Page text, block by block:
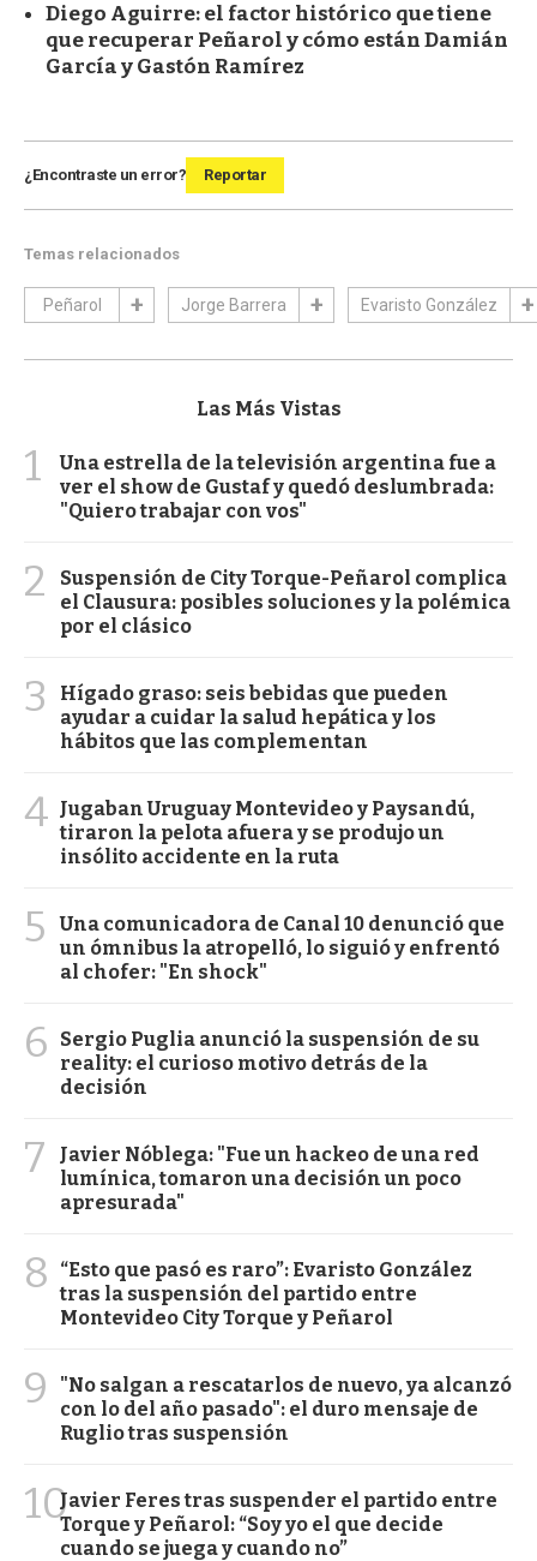
Diego Aguirre: el factor histórico que tiene
que recuperar Peñarol y cómo están Damián
García y Gastón Ramírez
¿Encontraste un error? Reportar
Temas relacionados
Peñarol Jorge Barrera Evaristo González
Las Más Vistas
1
Una estrella de la televisión argentina fue a
ver el show de Gustaf y quedó deslumbrada:
"Quiero trabajar con vos"
2
Suspensión de City Torque-Peñarol complica
el Clausura: posibles soluciones y la polémica
por el clásico
3
Hígado graso: seis bebidas que pueden
ayudar a cuidar la salud hepática y los
hábitos que las complementan
4 Jugaban Uruguay Montevideo y Paysandú,
tiraron la pelota afuera y se produjo un
insólito accidente en la ruta
5
Una comunicadora de Canal 10 denunció que
un ómnibus la atropelló, lo siguió y enfrentó
al chofer: "En shock"
6
Sergio Puglia anunció la suspensión de su
reality: el curioso motivo detrás de la
decisión
7
Javier Nóblega: "Fue un hackeo de una red
lumínica, tomaron una decisión un poco
apresurada"
8
“Esto que pasó es raro”: Evaristo González
tras la suspensión del partido entre
Montevideo City Torque y Peñarol
9
"No salgan a rescatarlos de nuevo, ya alcanzó
con lo del año pasado": el duro mensaje de
Ruglio tras suspensión
10Javier Feres tras suspender el partido entre
Torque y Peñarol: “Soy yo el que decide
cuando se juega y cuando no”